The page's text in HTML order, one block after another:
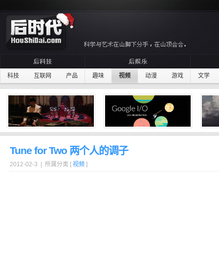
科技 互联网 产品 趣味 视频 动漫 游戏 文学
Tune for Two 两个人的调子
2012-02-3 | 所属分类 [ 视频 ]